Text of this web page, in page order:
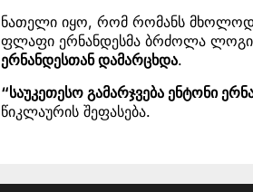
ნათელი იყო, რომ რომანს მხოლოდ
ფლაფი ერნანდესმა ბრძოლა
ერნანდესთან დამარცხდა.
“საუკეთესო გამარჯვება ენტონი
წიკლაურის შეფასება.